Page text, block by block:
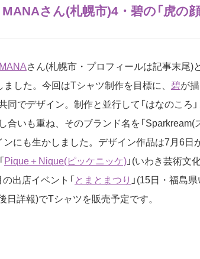
さん(札幌市)4・碧の「虎の顔
MANAさん(札幌市・プロフィールは記事末尾)
した。今回はTシャツ制作を目標に、 碧が
でデザイン。制作と並行して「はなのころ」
いも重ね、そのブランド名を「Sparkream(
にも生かしました。デザイン作品は7月6日
Pique＋Nique(ピッケニッケ)」(いわき芸術文
出店イベント「とまとまつり 」(15日・福島
日詳報)でTシャツを販売予定です。